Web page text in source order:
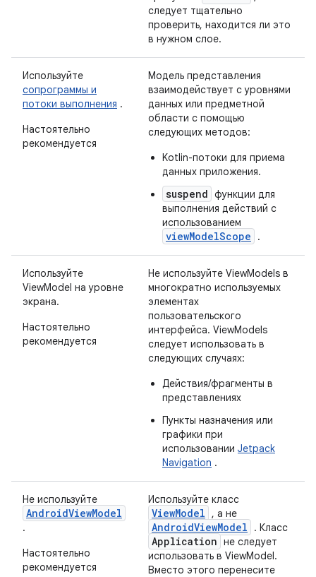
следует тщательно
проверить, находится ли это
в нужном слое.
Используйте
сопрограммы и
потоки выполнения .
Настоятельно
рекомендуется
Модель представления
взаимодействует с уровнями
данных или предметной
области с помощью
следующих методов:
Kotlin-потоки для приема
данных приложения.
suspend
функции для
выполнения действий с
использованием
viewModelScope .
Используйте
ViewModel на уровне
экрана.
Настоятельно
рекомендуется
Не используйте ViewModels в
многократно используемых
элементах
пользовательского
интерфейса. ViewModels
следует использовать в
следующих случаях:
Действия/фрагменты в
представлениях
Пункты назначения или
графики при
использовании Jetpack
Navigation .
Не используйте
AndroidViewModel
.
Настоятельно
рекомендуется
Используйте класс
ViewModel , а не
AndroidViewModel . Класс
Application не следует
использовать в ViewModel.
Вместо этого перенесите